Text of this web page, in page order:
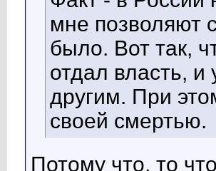
мне позволяют
было. Вот так,
отдал власть,
другим. При
своей смертью.
Потому что, то